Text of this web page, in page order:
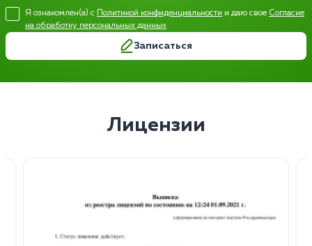
Я ознакомлен(а) с Политикой конфиденциальности и даю свое Согласие
на обработку персональных данных
Записаться
Лицензии